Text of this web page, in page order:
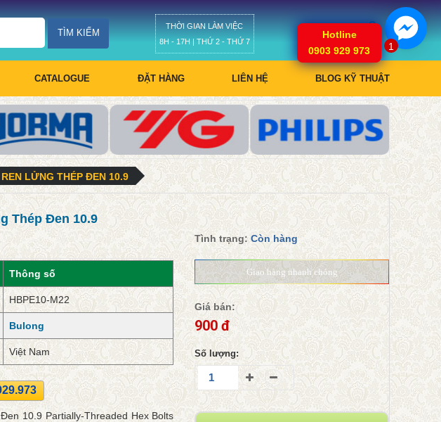
TÌM KIẾM
THỜI GIAN LÀM VIỆC
8H - 17H | THỨ 2 - THỨ 7
Giỏ hàng
CATALOGUE ĐẶT HÀNG LIÊN HỆ BLOG KỸ THUẬT
LỬNG THÉP ĐEN 10.9
Thép Đen 10.9
Thông số
HBPE10-M22
Bulong
Việt Nam
10.9 Partially-Threaded Hex Bolts
Tình trạng:Còn hàng
Giao hàng nhanh chóng
Giá bán:
900 đ
Số lượng:
1
Hotline
0903 929 973